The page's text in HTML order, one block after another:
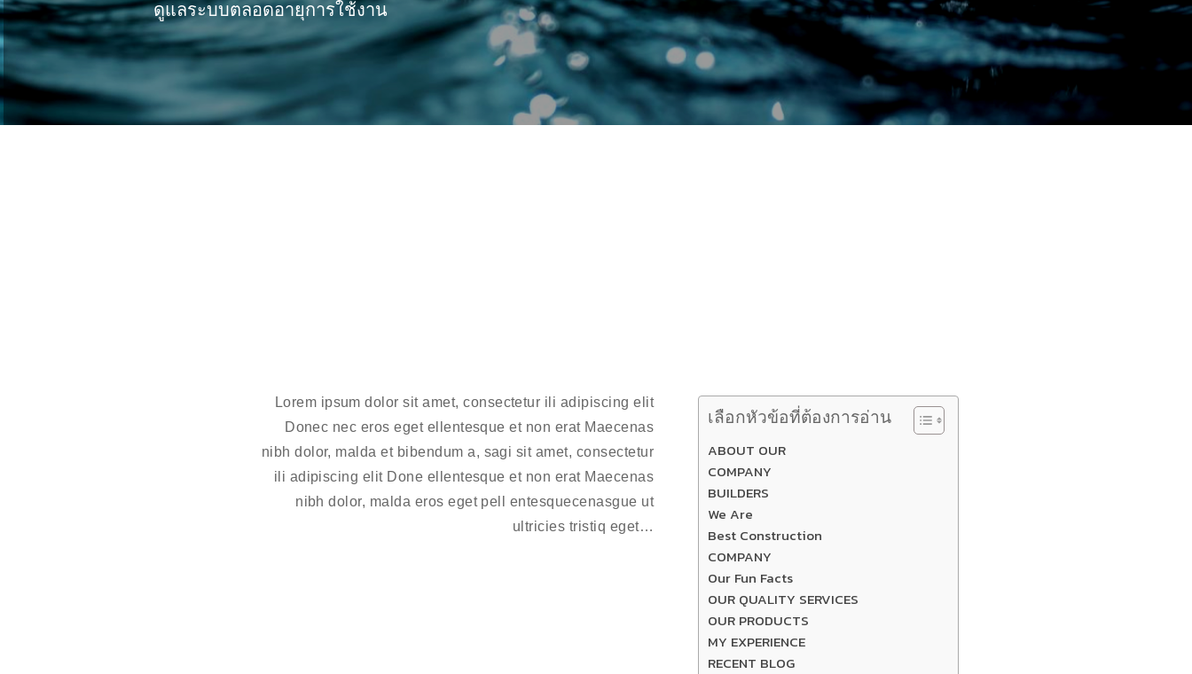
ดูแลระบบตลอดอายุการใช้งาน
Lorem ipsum dolor sit amet, consectetur ili adipiscing elit
Donec nec eros eget ellentesque et non erat Maecenas
nibh dolor, malda et bibendum a, sagi sit amet, consectetur
ili adipiscing elit Done ellentesque et non erat Maecenas
nibh dolor, malda eros eget pell entesquecenasgue ut
ultricies tristiq eget…
เลือกหัวข้อที่ต้องการอ่าน
ABOUT OUR
COMPANY
BUILDERS
We Are
Best Construction
COMPANY
Our Fun Facts
OUR QUALITY SERVICES
OUR PRODUCTS
MY EXPERIENCE
RECENT BLOG